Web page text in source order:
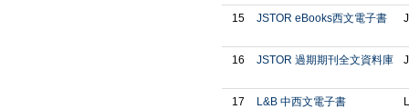
15 JSTOR eBooks西文電子書
16 JSTOR 過期期刊全文資料庫
17 L&B 中西文電子書